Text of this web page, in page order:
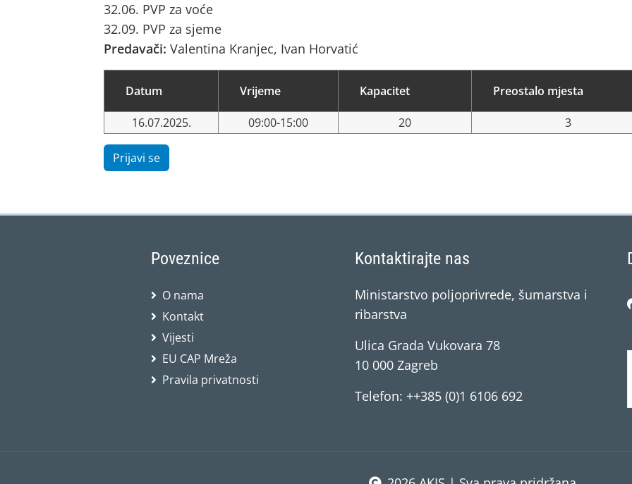
32.06. PVP za voće
32.09. PVP za sjeme
Predavači: Valentina Kranjec, Ivan Horvatić
Datum Vrijeme Kapacitet Preostalo mjesta
16.07.2025. 09:00-15:00 20 3
Prijavi se
Poveznice
O nama
Kontakt
Vijesti
EU CAP Mreža
Pravila privatnosti
Kontaktirajte nas
Ministarstvo poljoprivrede, šumarstva i
ribarstva
Ulica Grada Vukovara 78
10 000 Zagreb
Telefon: ++385 (0)1 6106 692